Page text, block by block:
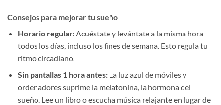
Consejos para mejorar tu sueño
Horario regular:Acuéstate y levántate a la misma hora
todos los días, incluso los fines de semana. Esto regula tu
ritmo circadiano.
Sin pantallas 1 hora antes:La luz azul de móviles y
ordenadores suprime la melatonina, la hormona del
sueño. Lee un libro o escucha música relajante en lugar de